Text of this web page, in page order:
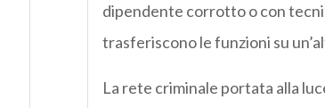
dipendente corrotto o con
trasferiscono le funzioni su
La rete criminale portata alla